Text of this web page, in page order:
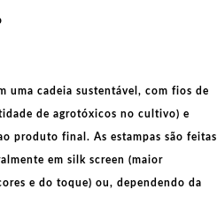
uma cadeia sustentável, com fios de
de agrotóxicos no cultivo) e
produto final. As estampas são feitas
em silk screen (maior
e do toque) ou, dependendo da